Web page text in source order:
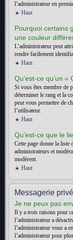
l’administrateur en
Haut
Pourquoi certains
une couleur
L’administrateur peut
rendre facilement
Haut
Qu’est-ce qu’un
Si vous êtes membre de
déterminer le rang et la
peut vous permettre de
l’utilisateur.
Haut
Qu’est-ce que le
Cette page donne la liste
administrateurs et
modèrent.
Haut
Messagerie
Je ne peux pas
Il y a trois raisons pour
l’administrateur a
l’administrateur vous a
l’administrateur pour